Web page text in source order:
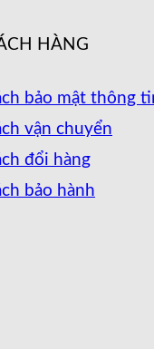
HÀNG
bảo mật thông
vận chuyển
đổi hàng
bảo hành